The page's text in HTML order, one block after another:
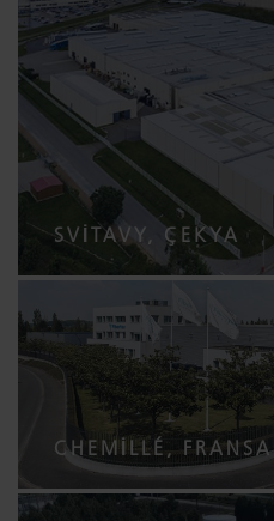
SVITAVY, ÇEKYA
CHEMILLÉ, FRANSA